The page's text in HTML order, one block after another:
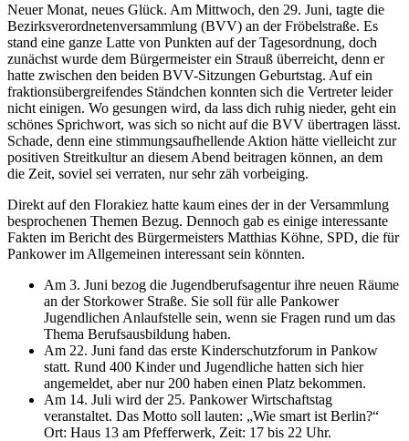
Neuer Monat, neues Glück. Am Mittwoch, den 29. Juni, tagte die
Bezirksverordnetenversammlung (BVV) an der Fröbelstraße. Es
stand eine ganze Latte von Punkten auf der Tagesordnung, doch
zunächst wurde dem Bürgermeister ein Strauß überreicht, denn er
hatte zwischen den beiden BVV-Sitzungen Geburtstag. Auf ein
fraktionsübergreifendes Ständchen konnten sich die Vertreter leider
nicht einigen. Wo gesungen wird, da lass dich ruhig nieder, geht ein
schönes Sprichwort, was sich so nicht auf die BVV übertragen lässt.
Schade, denn eine stimmungsaufhellende Aktion hätte vielleicht zur
positiven Streitkultur an diesem Abend beitragen können, an dem
die Zeit, soviel sei verraten, nur sehr zäh vorbeiging.
Direkt auf den Florakiez hatte kaum eines der in der Versammlung
besprochenen Themen Bezug. Dennoch gab es einige interessante
Fakten im Bericht des Bürgermeisters Matthias Köhne, SPD, die für
Pankower im Allgemeinen interessant sein könnten.
Am 3. Juni bezog die Jugendberufsagentur ihre neuen Räume
an der Storkower Straße. Sie soll für alle Pankower
Jugendlichen Anlaufstelle sein, wenn sie Fragen rund um das
Thema Berufsausbildung haben.
Am 22. Juni fand das erste Kinderschutzforum in Pankow
statt. Rund 400 Kinder und Jugendliche hatten sich hier
angemeldet, aber nur 200 haben einen Platz bekommen.
Am 14. Juli wird der 25. Pankower Wirtschaftstag
veranstaltet. Das Motto soll lauten: „Wie smart ist Berlin?“
Ort: Haus 13 am Pfefferwerk, Zeit: 17 bis 22 Uhr.